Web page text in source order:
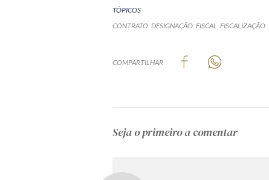
TÓPICOS
CONTRATO DESIGNAÇÃO FISCAL FISCALIZAÇÃO
COMPARTILHAR
Seja o primeiro a comentar